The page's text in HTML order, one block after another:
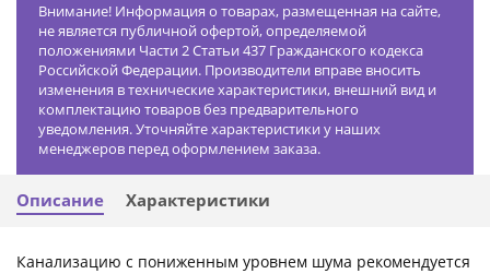
Внимание! Информация о товарах, размещенная на сайте,
не является публичной офертой, определяемой
положениями Части 2 Статьи 437 Гражданского кодекса
Российской Федерации. Производители вправе вносить
изменения в технические характеристики, внешний вид и
комплектацию товаров без предварительного
уведомления. Уточняйте характеристики у наших
менеджеров перед оформлением заказа.
Описание Характеристики
Канализацию с пониженным уровнем шума рекомендуется